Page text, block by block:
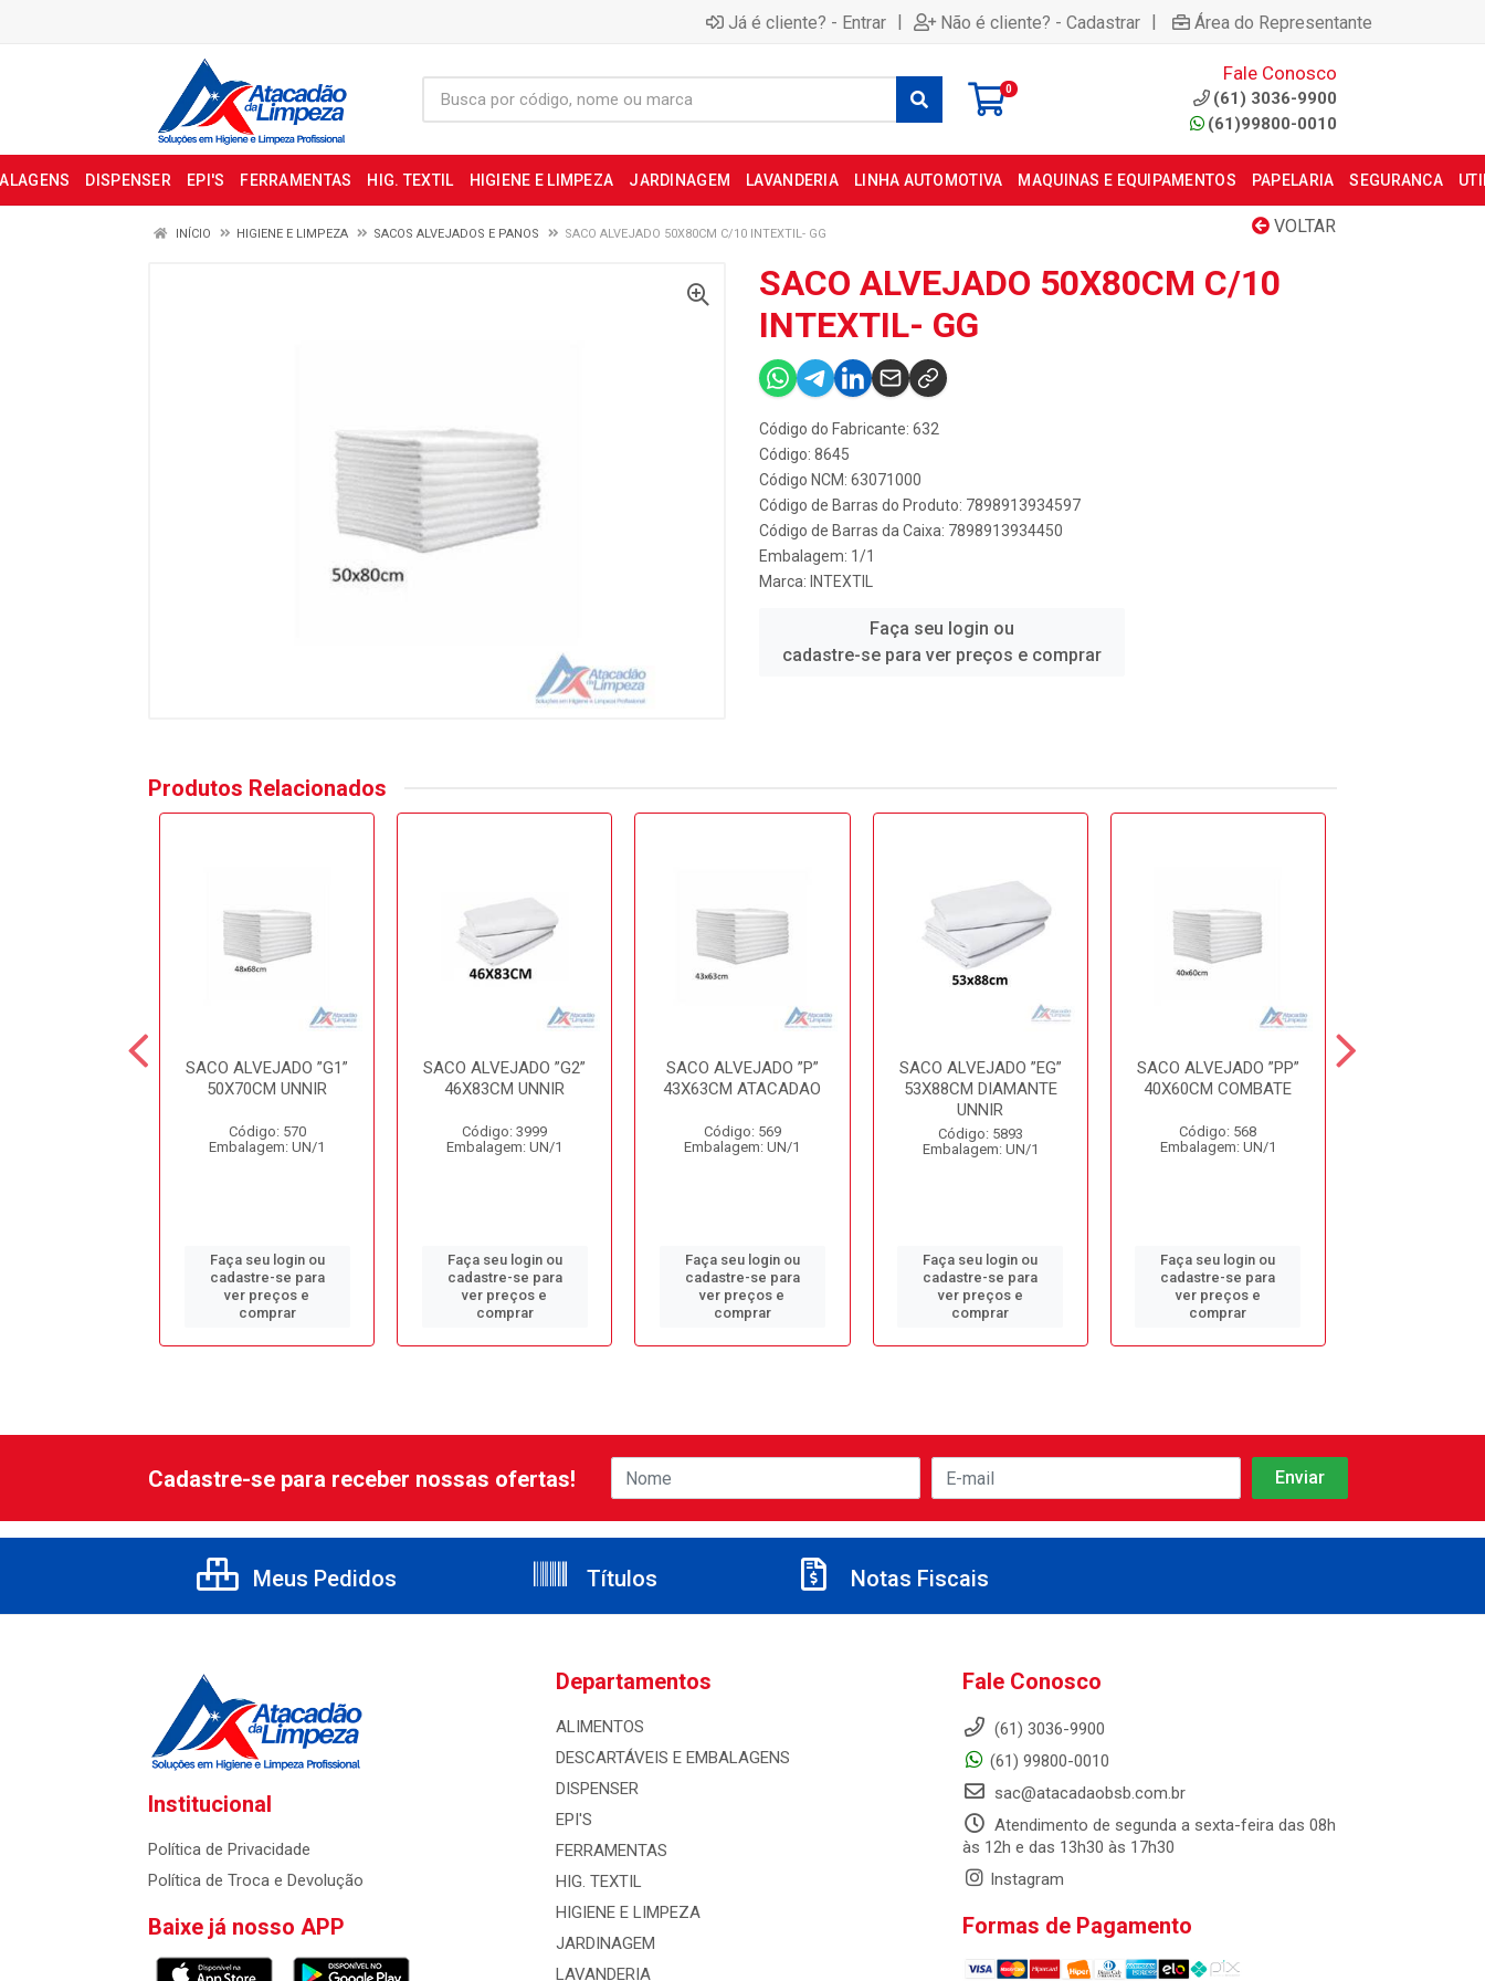
Já é cliente? - Entrar | Não é cliente? - Cadastrar | Área do Representante
0
Fale Conosco
(61) 3036-9900
(61)99800-0010
DISPENSER EPI'S FERRAMENTAS HIG. TEXTIL HIGIENE E LIMPEZA JARDINAGEM LAVANDERIA LINHA AUTOMOTIVA MAQUINAS E EQUIPAMENTOS PAPELARIA SEGURANCA
VOLTAR
INÍCIO HIGIENE E LIMPEZA SACOS ALVEJADOS E PANOS SACO ALVEJADO 50X80CM C/10 INTEXTIL- GG
SACO ALVEJADO 50X80CM C/10
INTEXTIL- GG
Código do Fabricante: 632
Código: 8645
Código NCM: 63071000
Código de Barras do Produto: 7898913934597
Código de Barras da Caixa: 7898913934450
Embalagem: 1/1
Marca: INTEXTIL
Faça seu login ou
cadastre-se para ver preços e comprar
Produtos Relacionados
SACO ALVEJADO ”G1”
50X70CM UNNIR
Código: 570
Embalagem: UN/1
Faça seu login ou
cadastre-se para
ver preços e
comprar
SACO ALVEJADO ”G2”
46X83CM UNNIR
Código: 3999
Embalagem: UN/1
Faça seu login ou
cadastre-se para
ver preços e
comprar
SACO ALVEJADO ”P”
43X63CM ATACADAO
Código: 569
Embalagem: UN/1
Faça seu login ou
cadastre-se para
ver preços e
comprar
SACO ALVEJADO ”EG”
53X88CM DIAMANTE
UNNIR
Código: 5893
Embalagem: UN/1
Faça seu login ou
cadastre-se para
ver preços e
comprar
SACO ALVEJADO ”PP”
40X60CM COMBATE
Código: 568
Embalagem: UN/1
Faça seu login ou
cadastre-se para
ver preços e
comprar
Cadastre-se para receber nossas ofertas!
Meus Pedidos Títulos Notas Fiscais
Institucional
Política de Privacidade
Política de Troca e Devolução
Baixe já nosso APP
Departamentos
ALIMENTOS
DESCARTÁVEIS E EMBALAGENS
DISPENSER
EPI'S
FERRAMENTAS
HIG. TEXTIL
HIGIENE E LIMPEZA
JARDINAGEM
LAVANDERIA
Fale Conosco
(61) 3036-9900
(61) 99800-0010
sac@atacadaobsb.com.br
Atendimento de segunda a sexta-feira das 08h
às 12h e das 13h30 às 17h30
Instagram
Formas de Pagamento